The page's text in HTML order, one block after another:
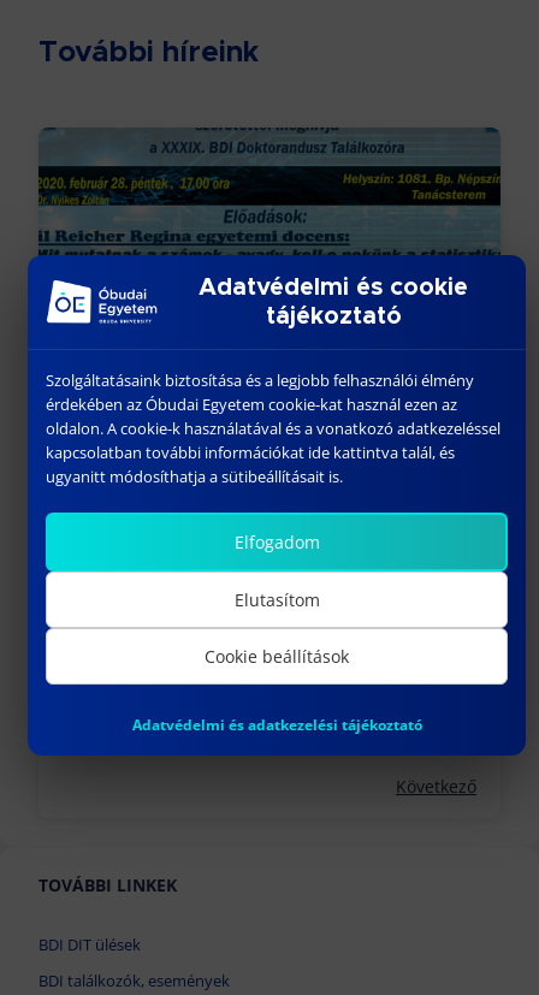
További híreink
február 1, 2020
Előző
BIZTONSÁGTUDOMÁNYI DOKTORI ISKOLA
Következő
TOVÁBBI LINKEK
BDI DIT ülések
BDI találkozók, események
Adatvédelmi és cookie
tájékoztató
Szolgáltatásaink biztosítása és a legjobb felhasználói élmény
érdekében az Óbudai Egyetem cookie-kat használ ezen az
oldalon. A cookie-k használatával és a vonatkozó adatkezeléssel
kapcsolatban további információkat ide kattintva talál, és
ugyanitt módosíthatja a sütibeállításait is.
Elfogadom
Elutasítom
Cookie beállítások
Adatvédelmi és adatkezelési tájékoztató